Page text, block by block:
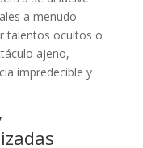
a menudo
talentos ocultos o
ajeno,
impredecible y